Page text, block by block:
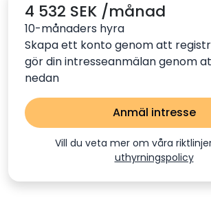
4 532 SEK /månad
10-månaders hyra
Skapa ett konto genom att
gör din intresseanmälan genom
nedan
Anmäl intresse
Vill du veta mer om våra
uthyrningspolicy